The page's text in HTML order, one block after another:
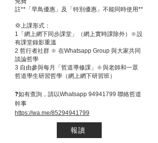
註**「早鳥優惠」及「特別優惠」不能同時使用**
💢上課形式：
1「網上網下同步課堂」（網上實時課除外）🔆設
有課堂錄影重溫
2 哲行者社群 🔆 在Whatsapp Group 與大家共同
談論哲學
3 自由參與每月「哲道導修課」🔆與老師和一眾
哲道學生研習哲學（網上網下研習班）
❓如有查詢，請以Whatsapp 94941799 聯絡哲道
幹事
https://wa.me/85294941799
報讀